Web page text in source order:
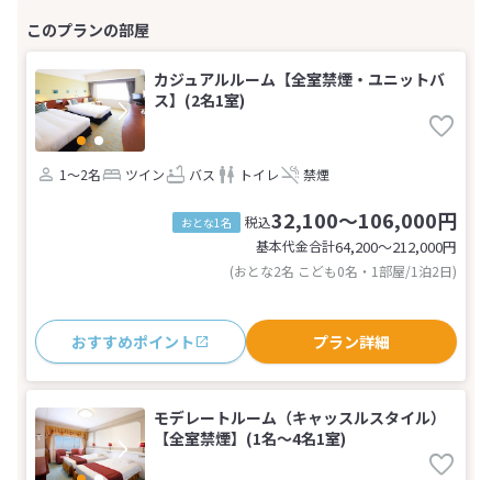
カジュアルルーム【全室禁煙・ユニットバ
ス】(2名1室)
1～2名 ツイン バス トイレ 禁煙
おとな1名 税込32,100～106,000円
基本代金合計64,200〜212,000円
(おとな2名 こども0名・1部屋/1泊2日)
おすすめポイント プラン詳細
モデレートルーム（キャッスルスタイル）
【全室禁煙】(1名～4名1室)